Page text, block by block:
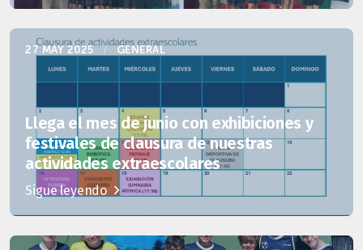
27 MAY 2025 / GENERAL
Llega el mes de junio con exhibiciones y
festivales de clausura de nuestras
actividades extraescolares
Sigue leyendo